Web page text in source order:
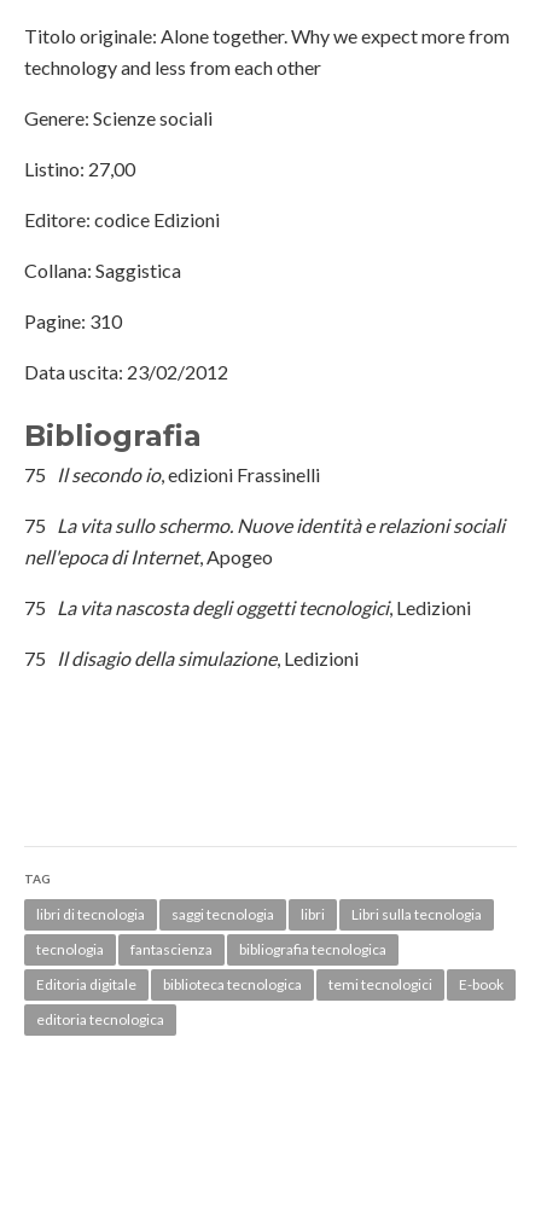
Titolo originale: Alone together. Why we expect more from
technology and less from each other
Genere: Scienze sociali
Listino: 27,00
Editore: codice Edizioni
Collana: Saggistica
Pagine: 310
Data uscita: 23/02/2012
Bibliografia
75 Il secondo io, edizioni Frassinelli
75 La vita sullo schermo. Nuove identità e relazioni sociali
nell'epoca di Internet, Apogeo
75 La vita nascosta degli oggetti tecnologici, Ledizioni
75 Il disagio della simulazione, Ledizioni
TAG
libri di tecnologia saggi tecnologia libri
Libri sulla tecnologia
tecnologia
fantascienza
bibliografia tecnologica
Editoria digitale
biblioteca tecnologica temi tecnologici
E-book
editoria tecnologica